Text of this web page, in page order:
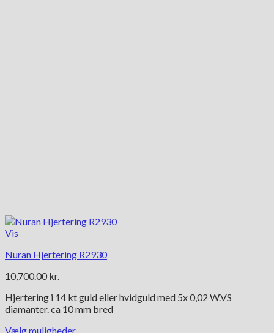
Vis
Nuran Hjertering R2930
10,700.00 kr.
Hjertering i 14 kt guld eller hvidguld med 5x 0,02 W.VS
diamanter. ca 10 mm bred
Vælg muligheder